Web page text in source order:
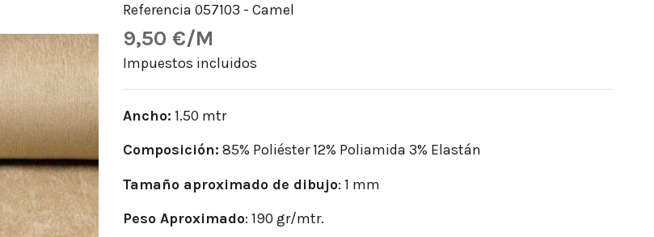
Referencia 057103 - Camel
9,50 €/M
Impuestos incluidos
Ancho: 1.50 mtr
Composición: 85% Poliéster 12% Poliamida 3% Elastán
Tamaño aproximado de dibujo: 1 mm
Peso Aproximado: 190 gr/mtr.